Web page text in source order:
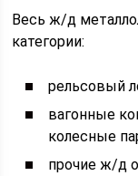
Весь ж/д
категории:
рельсовый
вагонные
колесные
прочие ж/д